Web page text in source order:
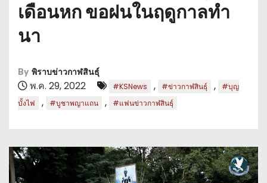
เดือนหก ขอฝนในฤดูกาลทำ
นา
By พิราบข่าวกาฬสินธุ์
พ.ค. 29, 2022 #KSNews , #ข่าวกาฬสินธุ์ ,
#บุญ
บั้งไฟ
, #บูชาพญาแถน , #แฟนข่าวกาฬสินธุ์